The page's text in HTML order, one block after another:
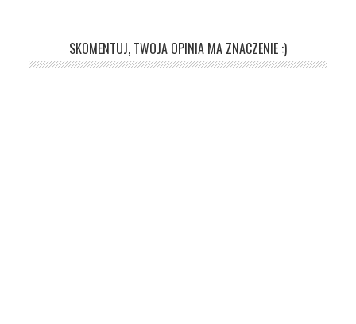
SKOMENTUJ, TWOJA OPINIA MA ZNACZENIE :)